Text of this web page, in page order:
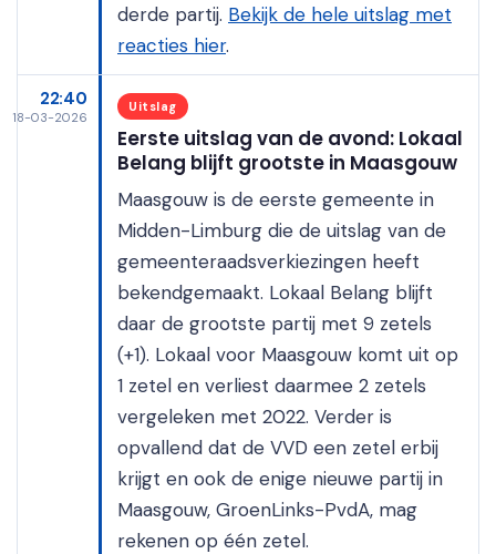
derde partij. Bekijk de hele uitslag met
reacties hier.
22:40
18-03-2026
Uitslag
Eerste uitslag van de avond: Lokaal
Belang blijft grootste in Maasgouw
Maasgouw is de eerste gemeente in
Midden-Limburg die de uitslag van de
gemeenteraadsverkiezingen heeft
bekendgemaakt. Lokaal Belang blijft
daar de grootste partij met 9 zetels
(+1). Lokaal voor Maasgouw komt uit op
1 zetel en verliest daarmee 2 zetels
vergeleken met 2022. Verder is
opvallend dat de VVD een zetel erbij
krijgt en ook de enige nieuwe partij in
Maasgouw, GroenLinks-PvdA, mag
rekenen op één zetel.